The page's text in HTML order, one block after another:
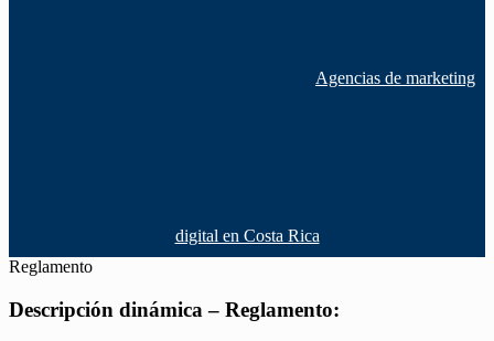
Agencias de marketing
digital en Costa Rica
Reglamento
Descripción dinámica – Reglamento: